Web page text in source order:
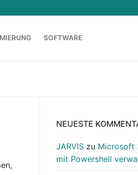
SOFTWARE
NEUESTE
JARVIS zu Microsoft
mit Powershell